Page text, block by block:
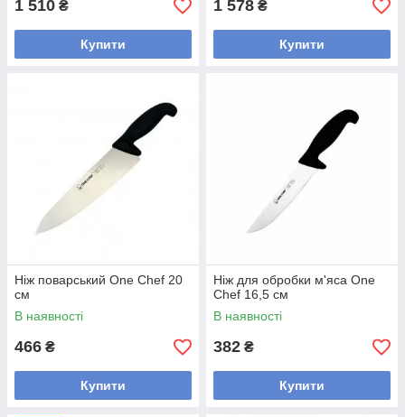
1 510 ₴
Купити
1 578 ₴
Купити
Ніж поварський One Chef 20
см
В наявності
466 ₴
Купити
Ніж для обробки м'яса One
Chef 16,5 см
В наявності
382 ₴
Купити